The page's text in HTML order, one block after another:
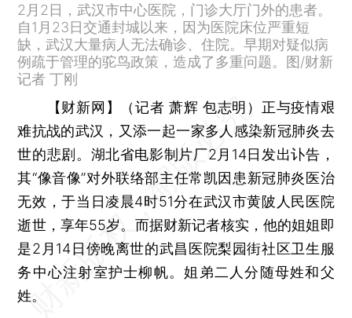
2月2日，武汉市中心医院，门诊大厅门外的患者。
自1月23日交通封城以来，因为医院床位严重短
缺，武汉大量病人无法确诊、住院。早期对疑似病
例疏于管理的驼鸟政策，造成了多重问题。图/财新
记者 丁刚
【财新网】（记者 萧辉 包志明） 正与疫情艰
难抗战的武汉，又添一起一家多人感染新冠肺炎去
世的悲剧。湖北省电影制片厂2月14日发出讣告，
其“像音像”对外联络部主任常凯因患新冠肺炎医治
无效，于当日凌晨4时51分在武汉市黄陂人民医院
逝世，享年55岁。而据财新记者核实，他的姐姐即
是2月14日傍晚离世的武昌医院梨园街社区卫生服
务中心注射室护士柳帆。姐弟二人分随母姓和父
姓。